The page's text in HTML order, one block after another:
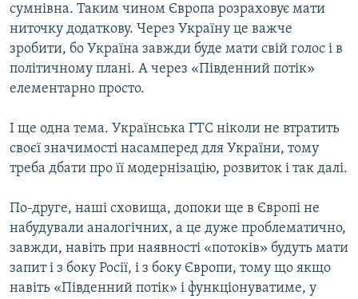
сумнівна. Таким чином Європа розраховує мати
ниточку додаткову. Через Україну це важче
зробити, бо Україна завжди буде мати свій голос і в
політичному плані. А через «Південний потік»
елементарно просто.
І ще одна тема. Українська ГТС ніколи не втратить
своєї значимості насамперед для України, тому
треба дбати про її модернізацію, розвиток і так далі.
По-друге, наші сховища, допоки ще в Європі не
набудували аналогічних, а це дуже проблематично,
завжди, навіть при наявності «потоків» будуть мати
запит і з боку Росії, і з боку Європи, тому що якщо
навіть «Південний потік» і функціонуватиме, у